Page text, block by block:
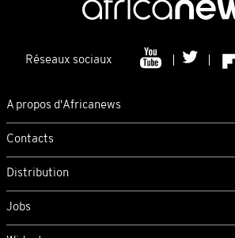
Réseaux sociaux
A propos d'Africanews
Contacts
Distribution
Jobs